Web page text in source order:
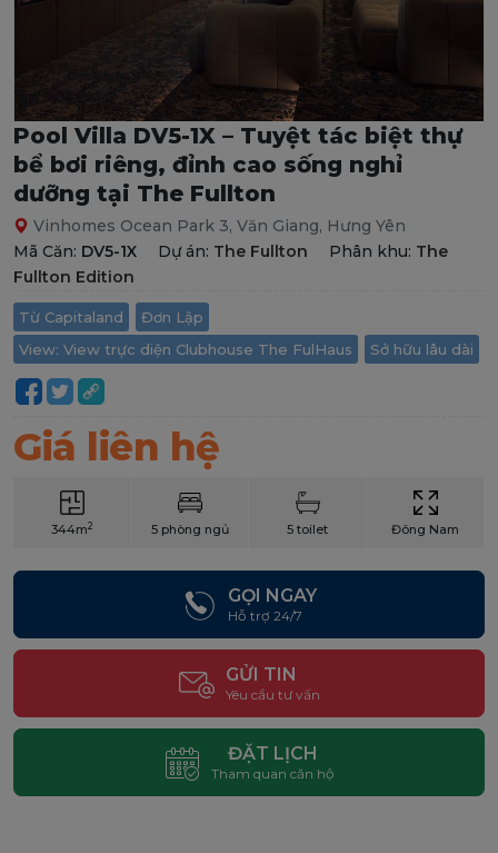
Pool Villa DV5-1X – Tuyệt tác biệt thự
bể bơi riêng, đỉnh cao sống nghỉ
dưỡng tại The Fullton
Vinhomes Ocean Park 3, Văn Giang, Hưng Yên
Mã Căn: DV5-1X Dự án: The Fullton Phân khu: The
Fullton Edition
Từ Capitaland
Đơn Lập
View: View trực diện Clubhouse The FulHaus
Sở hữu lâu dài
Giá liên hệ
344m2 5 phòng ngủ 5 toilet Đông Nam
GỌI NGAY
Hỗ trợ 24/7
GỬI TIN
Yêu cầu tư vấn
ĐẶT LỊCH
Tham quan căn hộ